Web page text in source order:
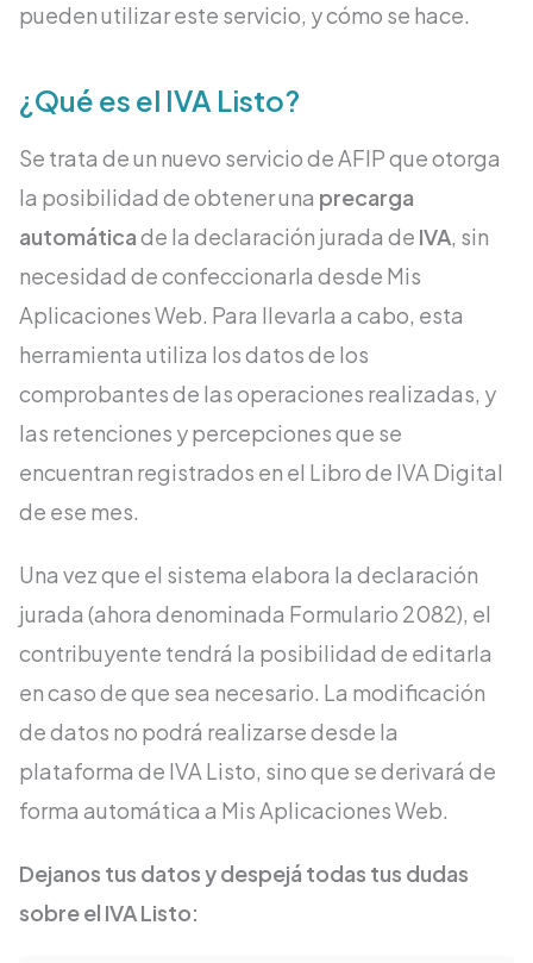
pueden utilizar este servicio, y cómo se hace.
¿Qué es el IVA Listo?
Se trata de un nuevo servicio de AFIP que otorga
la posibilidad de obtener una precarga
automáticade la declaración jurada de IVA, sin
necesidad de confeccionarla desde Mis
Aplicaciones Web. Para llevarla a cabo, esta
herramienta utiliza los datos de los
comprobantes de las operaciones realizadas, y
las retenciones y percepciones que se
encuentran registrados en el Libro de IVA Digital
de ese mes.
Una vez que el sistema elabora la declaración
jurada (ahora denominada Formulario 2082), el
contribuyente tendrá la posibilidad de editarla
en caso de que sea necesario. La modificación
de datos no podrá realizarse desde la
plataforma de IVA Listo, sino que se derivará de
forma automática a Mis Aplicaciones Web.
Dejanos tus datos y despejá todas tus dudas
sobre el IVA Listo: